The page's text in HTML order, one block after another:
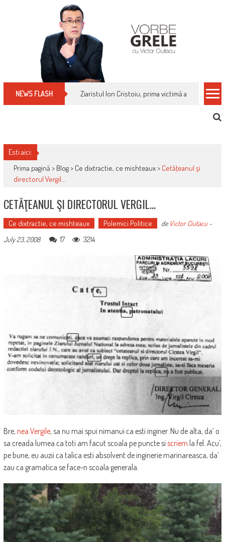
NEWS FLASH Ziaristul Ion Cristoiu, prima victimă a noi
Esti aici:
Prima pagină > Blog> Ce dixtractie, ce mishteaux> Cetăţeanul şi
directorul Vergil…
CETĂŢEANUL ŞI DIRECTORUL VERGIL…
Ce dixtractie, ce mishteaux Polemici Politice de Victor Ciutacu-
July 23, 2008
17 3214
Bre, nea Vergile, sa nu mai spui nimanui ca esti inginer. Nu de alta, da’ o
sa creada lumea ca toti am facut scoala pe puncte si scriem la fel. Acu’,
pe bune, eu auzii ca talica esti absolvent de inginerie marinareasca, da’
zau ca gramatica se face-n scoala generala.